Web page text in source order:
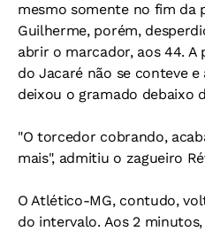
mesmo somente no fim da
Guilherme, porém,
abrir o marcador, aos 44. A
do Jacaré não se conteve e
deixou o gramado debaixo
"O torcedor cobrando,
mais", admitiu o zagueiro
O Atlético-MG, contudo,
do intervalo. Aos 2